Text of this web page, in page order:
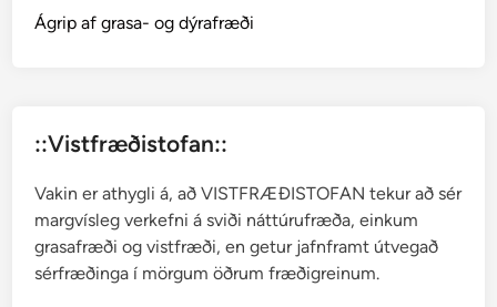
n
R
b
u
s
s
Ágrip af grasa- og dýrafræði
::Vistfræðistofan::
Vakin er athygli á, að VISTFRÆÐISTOFAN tekur að sér
margvísleg verkefni á sviði náttúrufræða, einkum
grasafræði og vistfræði, en getur jafnframt útvegað
sérfræðinga í mörgum öðrum fræðigreinum.